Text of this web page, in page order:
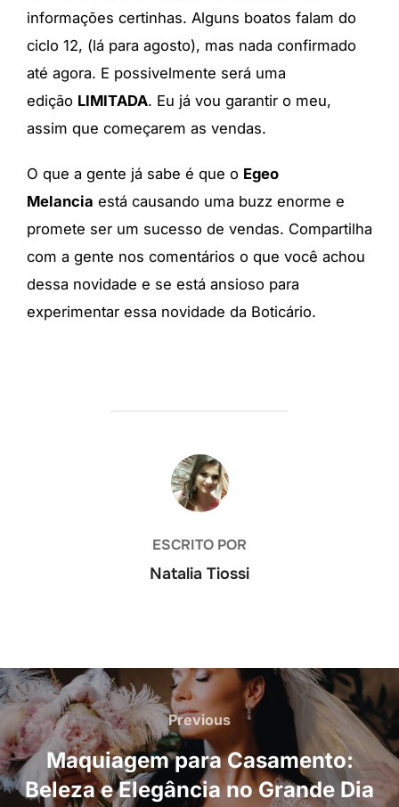
informações certinhas. Alguns boatos falam do
ciclo 12, (lá para agosto), mas nada confirmado
até agora. E possivelmente será uma
edição LIMITADA. Eu já vou garantir o meu,
assim que começarem as vendas.
O que a gente já sabe é que o Egeo
Melancia está causando uma buzz enorme e
promete ser um sucesso de vendas. Compartilha
com a gente nos comentários o que você achou
dessa novidade e se está ansioso para
experimentar essa novidade da Boticário.
AUTOR DO POST
ESCRITO POR
Natalia Tiossi
Navegação
de
Post
Previous
Previous
Maquiagem para Casamento:
Beleza e Elegância no Grande Dia